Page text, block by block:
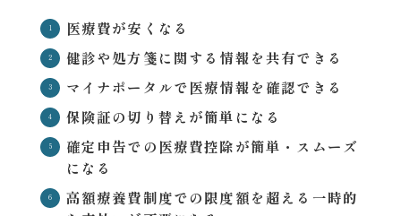
医療費が安くなる
健診や処方箋に関する情報を共有できる
マイナポータルで医療情報を確認できる
保険証の切り替えが簡単になる
確定申告での医療費控除が簡単・スムーズ
になる
高額療養費制度での限度額を超える一時的